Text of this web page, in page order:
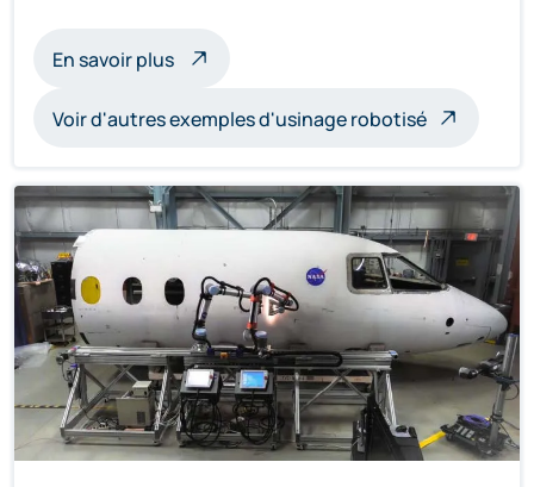
En savoir plusà propos de l'usinage de sculptures par
Voir d'autres exemples d'usinage robotisé